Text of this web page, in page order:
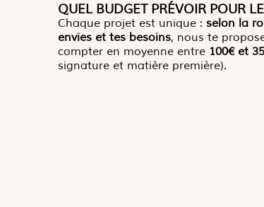
QUEL BUDGET PRÉVOIR POUR
Chaque projet est unique : selon la
envies et tes besoins, nous te
compter en moyenne entre 100€ et
signature et matière première).